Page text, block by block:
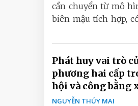
cần chuyển từ mô
biên mậu tích hợp,
Phát huy vai trò
phương hai cấp
hội và công bằng
NGUYỄN THÚY MAI